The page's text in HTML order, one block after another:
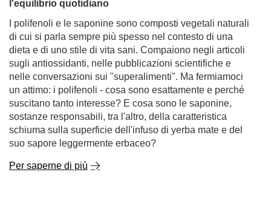
l'equilibrio quotidiano
I polifenoli e le saponine sono composti vegetali naturali
di cui si parla sempre più spesso nel contesto di una
dieta e di uno stile di vita sani. Compaiono negli articoli
sugli antiossidanti, nelle pubblicazioni scientifiche e
nelle conversazioni sui "superalimenti". Ma fermiamoci
un attimo: i polifenoli - cosa sono esattamente e perché
suscitano tanto interesse? E cosa sono le saponine,
sostanze responsabili, tra l'altro, della caratteristica
schiuma sulla superficie dell'infuso di yerba mate e del
suo sapore leggermente erbaceo?
Per saperne di più